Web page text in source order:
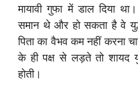
मायावी गुफा में डाल दिया
समान थे और हो सकता है वे
पिता का वैभव कम नहीं करना
के ही पक्ष से लड़ते तो शायद
होती।